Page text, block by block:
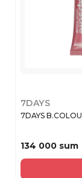
7DAYS
7DAYS
134 000 sum